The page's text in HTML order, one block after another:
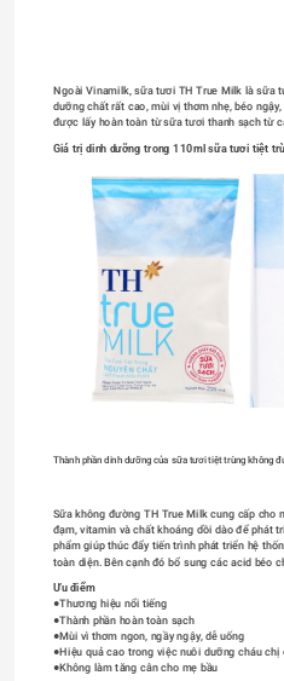
Ngoài Vinamilk, sữa tươi TH True Milk là sữa
dưỡng chất rất cao, mùi vị thơm nhẹ, béo
được lấy hoàn toàn từ sữa tươi thanh sạch từ
Giá trị dinh dưỡng trong 110ml sữa tươi tiệt
Thành phần dinh dưỡng của sữa tươi tiệt trùng không
Sữa không đường TH True Milk cung cấp cho
đạm, vitamin và chất khoáng dồi dào để phát
phẩm giúp thúc đẩy tiến trình phát triển hệ
toàn diện. Bên cạnh đó bổ sung các acid béo
Ưu điểm
●Thương hiệu nổi tiếng
●Thành phần hoàn toàn sạch
●Mùi vì thơm ngon, ngầy ngậy, dễ uống
●Hiệu quả cao trong việc nuôi dưỡng cháu chị
●Không làm tăng cân cho mẹ bầu